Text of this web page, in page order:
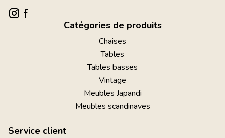
Catégories de produits
Chaises
Tables
Tables basses
Vintage
Meubles Japandi
Meubles scandinaves
Service client